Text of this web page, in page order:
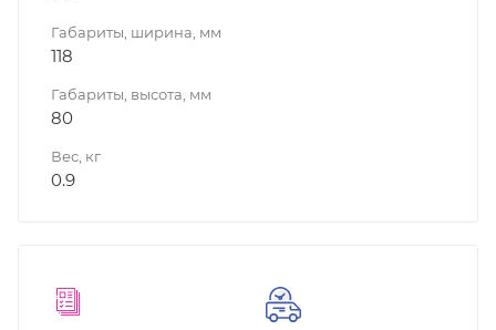
Габариты, ширина, мм
118
Габариты, высота, мм
80
Вес, кг
0.9